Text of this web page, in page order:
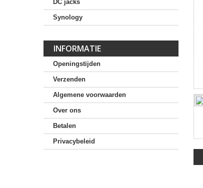
DC jacks
Synology
INFORMATIE
Openingstijden
Verzenden
Algemene voorwaarden
Over ons
Betalen
Privacybeleid